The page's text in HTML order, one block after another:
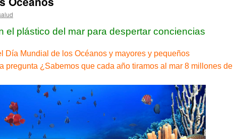
el plástico del mar para despertar conciencias
Día Mundial de los Océanos y mayores y pequeños
pregunta ¿Sabemos que cada año tiramos al mar 8 millones de